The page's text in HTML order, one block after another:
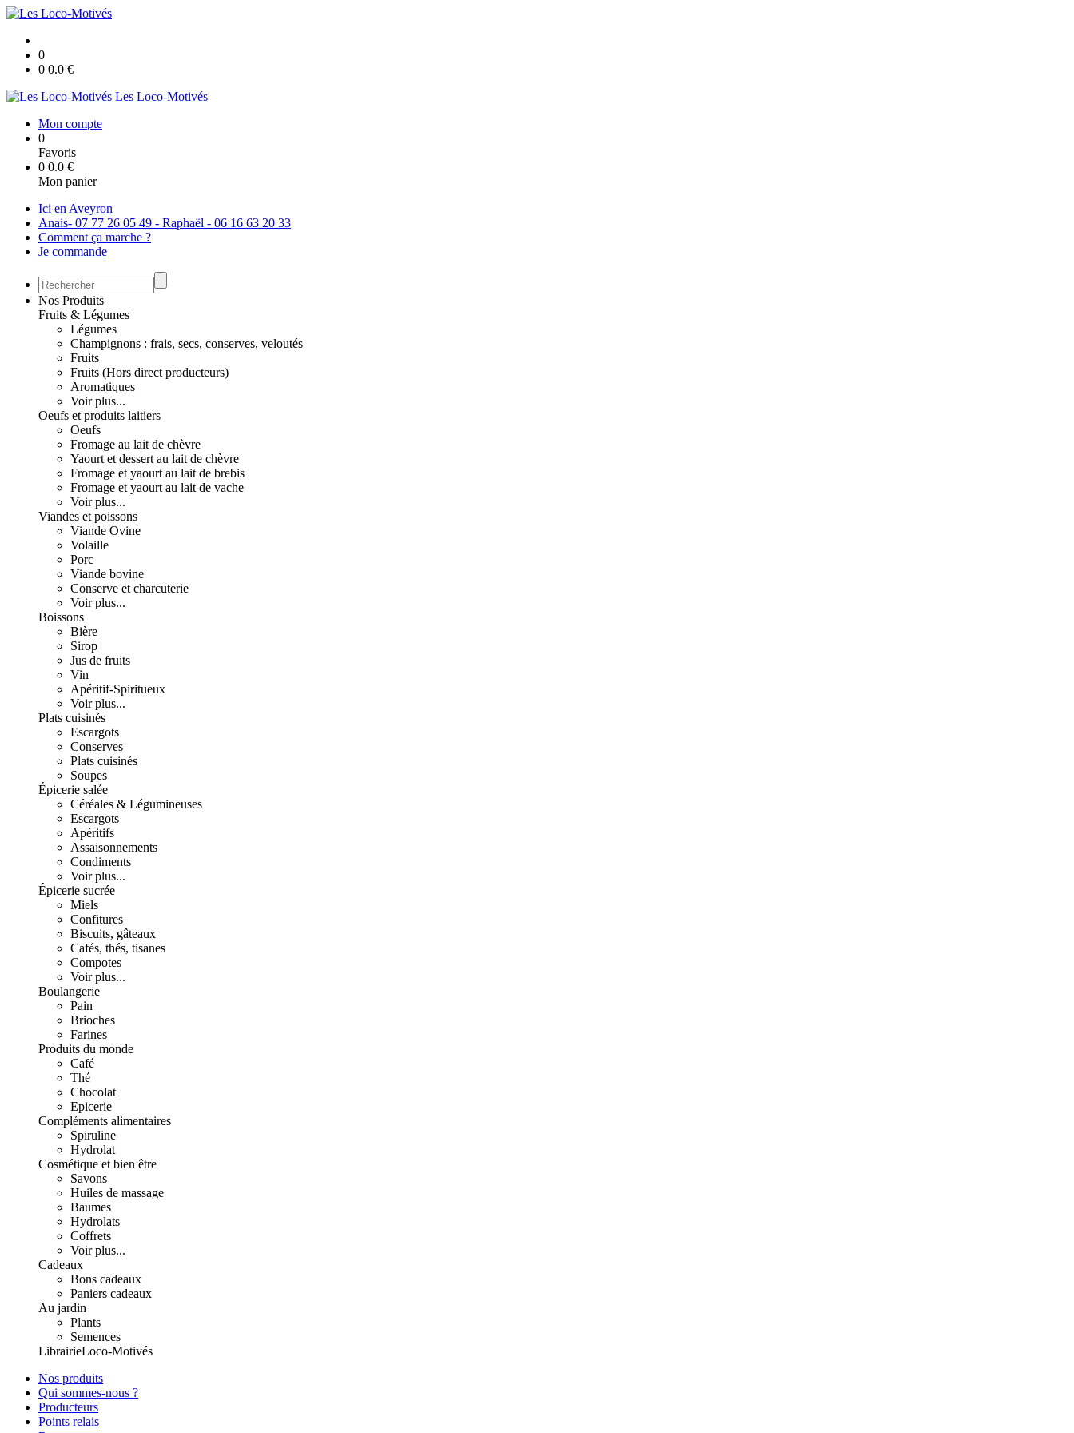
0
0 0.0 €
Les Loco-Motivés
Mon compte
0
Favoris
0 0.0 €
Mon panier
Ici en Aveyron
Anais- 07 77 26 05 49 - Raphaël - 06 16 63 20 33
Comment ça marche ?
Je commande
Nos Produits
Fruits & Légumes
Légumes
Champignons : frais, secs, conserves, veloutés
Fruits
Fruits (Hors direct producteurs)
Aromatiques
Voir plus...
Oeufs et produits laitiers
Oeufs
Fromage au lait de chèvre
Yaourt et dessert au lait de chèvre
Fromage et yaourt au lait de brebis
Fromage et yaourt au lait de vache
Voir plus...
Viandes et poissons
Viande Ovine
Volaille
Porc
Viande bovine
Conserve et charcuterie
Voir plus...
Boissons
Bière
Sirop
Jus de fruits
Vin
Apéritif-Spiritueux
Voir plus...
Plats cuisinés
Escargots
Conserves
Plats cuisinés
Soupes
Épicerie salée
Céréales & Légumineuses
Escargots
Apéritifs
Assaisonnements
Condiments
Voir plus...
Épicerie sucrée
Miels
Confitures
Biscuits, gâteaux
Cafés, thés, tisanes
Compotes
Voir plus...
Boulangerie
Pain
Brioches
Farines
Produits du monde
Café
Thé
Chocolat
Epicerie
Compléments alimentaires
Spiruline
Hydrolat
Cosmétique et bien être
Savons
Huiles de massage
Baumes
Hydrolats
Coffrets
Voir plus...
Cadeaux
Bons cadeaux
Paniers cadeaux
Au jardin
Plants
Semences
LibrairieLoco-Motivés
Nos produits
Qui sommes-nous ?
Producteurs
Points relais